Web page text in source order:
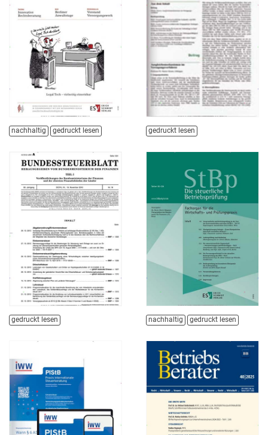
nachhaltig gedruckt lesen gedruckt lesen
gedruckt lesen nachhaltig gedruckt lesen